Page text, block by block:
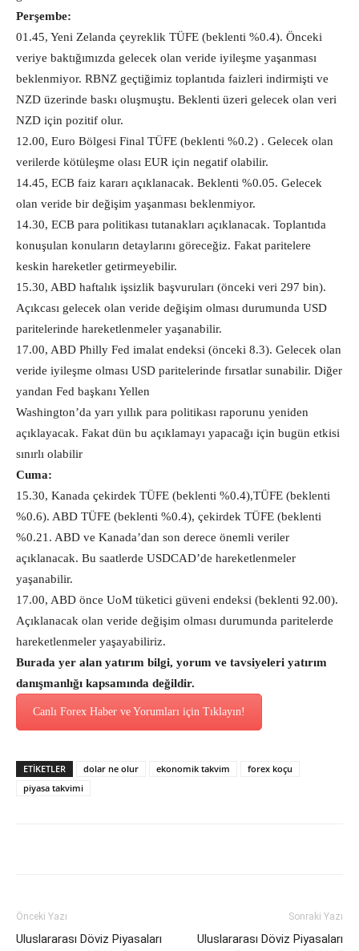
Perşembe:
01.45, Yeni Zelanda çeyreklik TÜFE (beklenti %0.4). Önceki
veriye baktığımızda gelecek olan veride iyileşme yaşanması
beklenmiyor. RBNZ geçtiğimiz toplantıda faizleri indirmişti ve
NZD üzerinde baskı oluşmuştu. Beklenti üzeri gelecek olan veri
NZD için pozitif olur.
12.00, Euro Bölgesi Final TÜFE (beklenti %0.2) . Gelecek olan
verilerde kötüleşme olası EUR için negatif olabilir.
14.45, ECB faiz kararı açıklanacak. Beklenti %0.05. Gelecek
olan veride bir değişim yaşanması beklenmiyor.
14.30, ECB para politikası tutanakları açıklanacak. Toplantıda
konuşulan konuların detaylarını göreceğiz. Fakat paritelere
keskin hareketler getirmeyebilir.
15.30, ABD haftalık işsizlik başvuruları (önceki veri 297 bin).
Açıkcası gelecek olan veride değişim olması durumunda USD
paritelerinde hareketlenmeler yaşanabilir.
17.00, ABD Philly Fed imalat endeksi (önceki 8.3). Gelecek olan
veride iyileşme olması USD paritelerinde fırsatlar sunabilir. Diğer
yandan Fed başkanı Yellen
Washington’da yarı yıllık para politikası raporunu yeniden
açıklayacak. Fakat dün bu açıklamayı yapacağı için bugün etkisi
sınırlı olabilir
Cuma:
15.30, Kanada çekirdek TÜFE (beklenti %0.4),TÜFE (beklenti
%0.6). ABD TÜFE (beklenti %0.4), çekirdek TÜFE (beklenti
%0.21. ABD ve Kanada’dan son derece önemli veriler
açıklanacak. Bu saatlerde USDCAD’de hareketlenmeler
yaşanabilir.
17.00, ABD önce UoM tüketici güveni endeksi (beklenti 92.00).
Açıklanacak olan veride değişim olması durumunda paritelerde
hareketlenmeler yaşayabiliriz.
Burada yer alan yatırım bilgi, yorum ve tavsiyeleri yatırım
danışmanlığı kapsamında değildir.
Canlı Forex Haber ve Yorumları için Tıklayın!
ETİKETLER dolar ne olur ekonomik takvim
forex koçu
piyasa takvimi
Önceki Yazı
Uluslararası Döviz Piyasaları
Sonraki Yazı
Uluslararası Döviz Piyasaları